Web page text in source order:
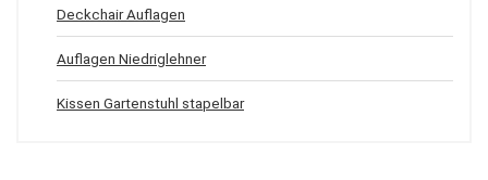
Deckchair Auflagen
Auflagen Niedriglehner
Kissen Gartenstuhl stapelbar